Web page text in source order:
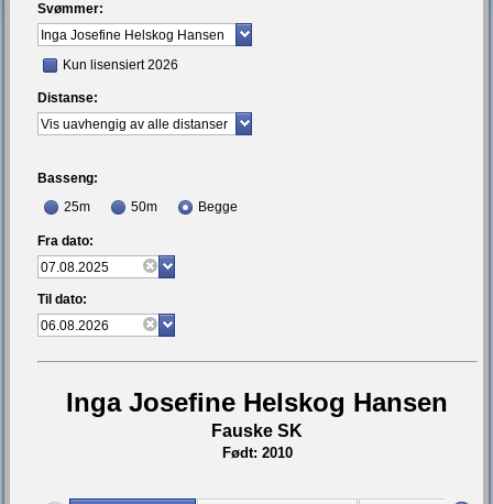
Svømmer:
Kun lisensiert 2026
Distanse:
Basseng:
25m
50m Begge
Fra dato:
Til dato:
Inga Josefine Helskog Hansen
Fauske SK
Født: 2010